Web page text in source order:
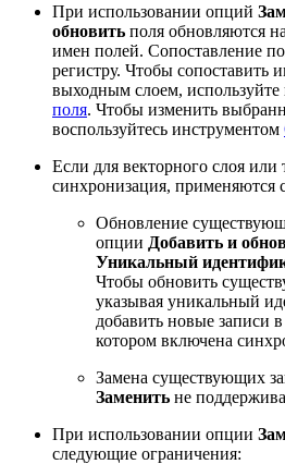
При использовании опций
обновить поля обновляются
имен полей. Сопоставление
регистру. Чтобы сопоставить
выходным слоем, используйте
поля. Чтобы изменить
воспользуйтесь инструментом
Если для векторного слоя
синхронизация, применяются
Обновление
опции Добавить и
Уникальный
Чтобы обновить
указывая уникальный
добавить новые записи
котором включена
Замена существующих
Заменить не
При использовании опции
следующие ограничения: